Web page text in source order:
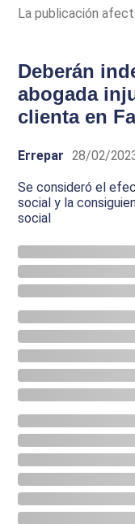
La publicación
Deberán
abogada
clienta en
Errepar 28/02/
Se consideró el
social y la
social